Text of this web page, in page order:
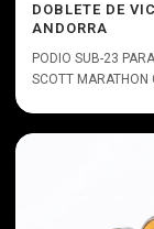
DOBLETE DE
ANDORRA
PODIO SUB-23
SCOTT